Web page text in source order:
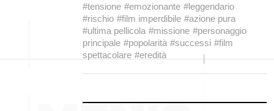
#tensione #emozionante #leggendario
#rischio #film imperdibile #azione pura
#ultima pellicola #missione #personaggio
principale #popolarità #successi #film
spettacolare #eredità